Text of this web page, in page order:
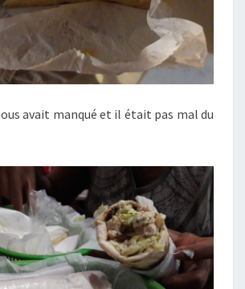
avait manqué et il était pas mal du